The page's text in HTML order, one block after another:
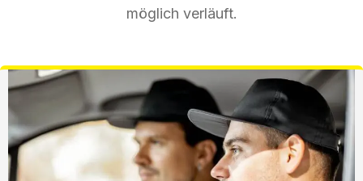
möglich verläuft.